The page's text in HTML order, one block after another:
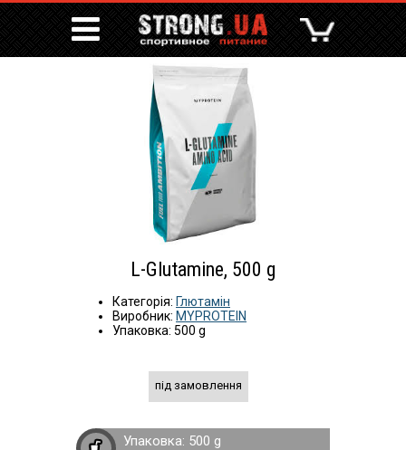
L-Glutamine, 500 g
Категорія: Глютамін
Виробник: MYPROTEIN
Упаковка: 500 g
під замовлення
Упаковка: 500 g